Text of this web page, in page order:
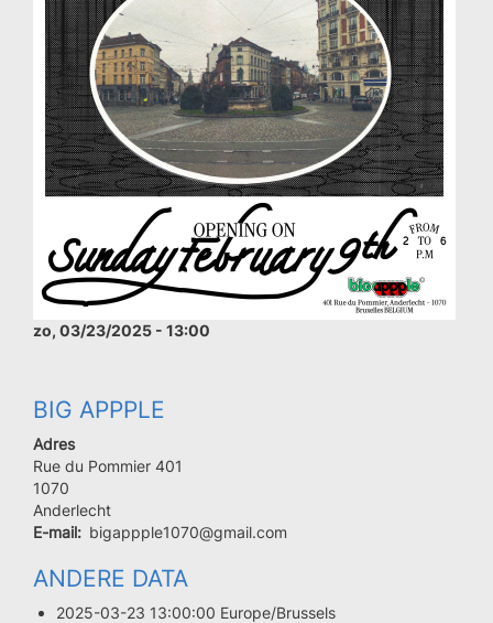
zo, 03/23/2025 - 13:00
BIG APPPLE
Adres
Rue du Pommier 401
Code
postal
1070
Ville
Anderlecht
E-mail
bigappple1070@gmail.com
ANDERE DATA
2025-03-23 13:00:00 Europe/Brussels